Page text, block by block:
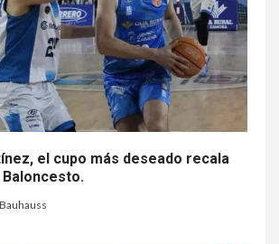
el cupo más deseado recala
Bauhauss